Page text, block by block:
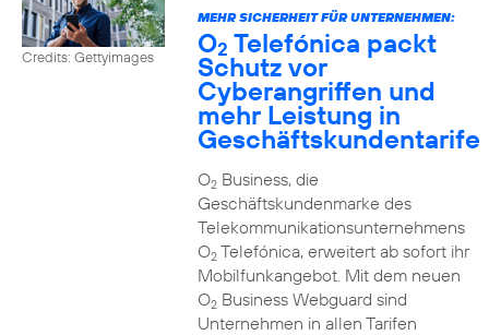
Credits: Gettyimages
MEHR SICHERHEIT FÜR UNTERNEHMEN:
O2 Telefónica packt
Schutz vor
Cyberangriffen und
mehr Leistung in
Geschäftskundentarife
O2Business, die
Geschäftskundenmarke des
Telekommunikationsunternehmens
O2Telefónica, erweitert ab sofort ihr
Mobilfunkangebot. Mit dem neuen
O2Business Webguard sind
Unternehmen in allen Tarifen